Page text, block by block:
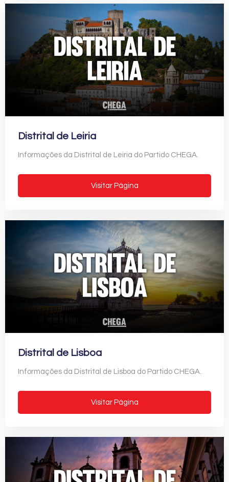
Distrital de Leiria
Informações da Distrital de Leiria do Partido CHEGA.
Visitar Página
Distrital de Lisboa
Informações da Distrital de Lisboa do Partido CHEGA.
Visitar Página